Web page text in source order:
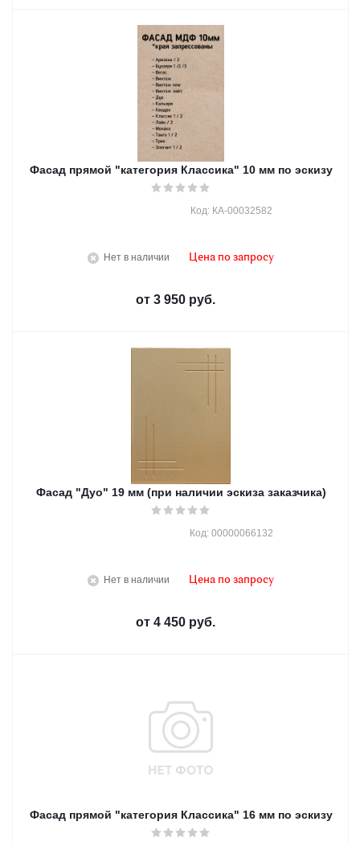
Фасад прямой "категория Классика" 10 мм по эскизу
Нет в наличии
Код: КА-00032582
Цена по запросу
от 3 950 руб.
Фасад "Дуо" 19 мм (при наличии эскиза заказчика)
Нет в наличии
Код: 00000066132
Цена по запросу
от 4 450 руб.
Фасад прямой "категория Классика" 16 мм по эскизу